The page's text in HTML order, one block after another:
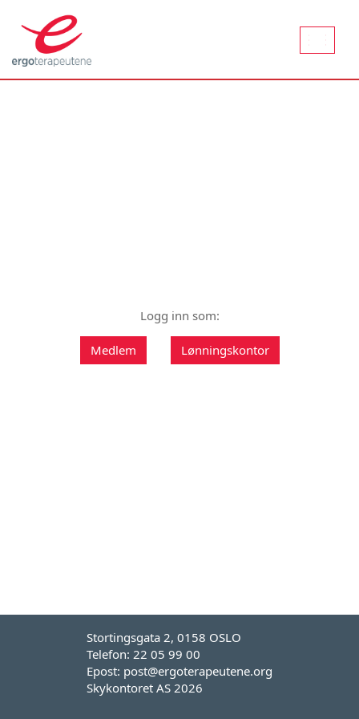
Logg inn som:
Medlem Lønningskontor
Stortingsgata 2, 0158 OSLO
Telefon: 22 05 99 00
Epost: post@ergoterapeutene.org
Skykontoret AS 2026